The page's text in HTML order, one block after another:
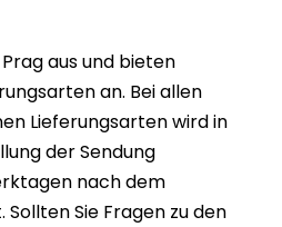
aus und bieten
an. Bei allen
Lieferungsarten wird in
der Sendung
nach dem
Sie Fragen zu den